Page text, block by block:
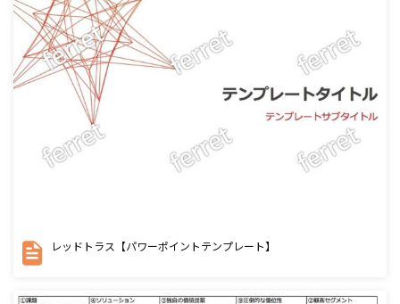
レッドトラス【パワーポイントテンプレート】